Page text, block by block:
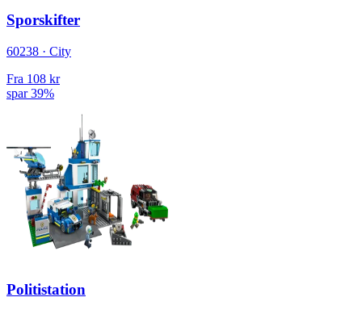
Sporskifter
60238 · City
Fra 108 kr
spar 39%
Politistation